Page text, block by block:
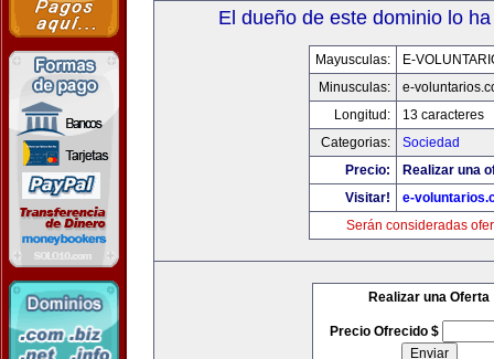
El dueño de este dominio lo
Mayusculas:
E-
Minusculas:
e-
Longitud:
13 caracteres
Categorias:
Sociedad
Precio:
Realizar una
Visitar!
e-
Serán consideradas
Realizar una Oferta
Precio Ofrecido $